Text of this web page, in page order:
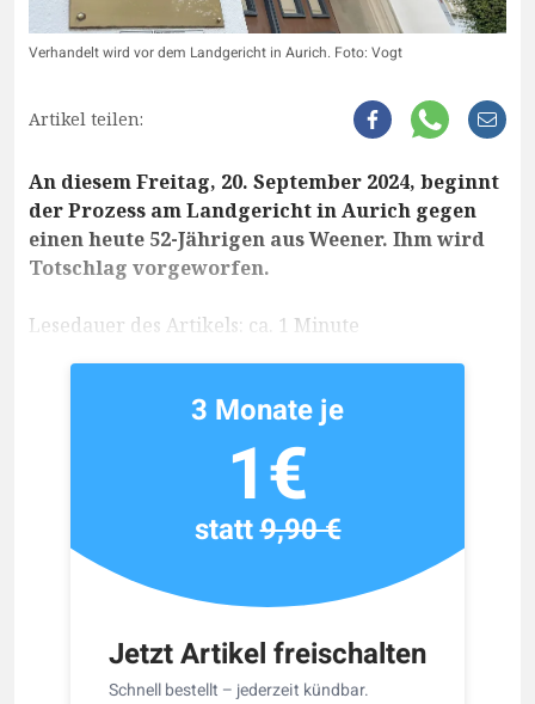
Verhandelt wird vor dem Landgericht in Aurich. Foto: Vogt
Artikel teilen:
An diesem Freitag, 20. September 2024, beginnt
der Prozess am Landgericht in Aurich gegen
einen heute 52-Jährigen aus Weener. Ihm wird
Totschlag vorgeworfen.
Lesedauer des Artikels: ca. 1 Minute
Jetzt Artikel freischalten
Schnell bestellt – jederzeit kündbar.
3 Monate je
1€
statt9,90 €